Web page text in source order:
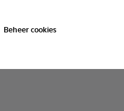
Beheer cookies